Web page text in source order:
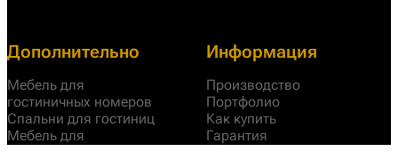
Дополнительно
Мебель для
гостиничных номеров
Спальни для гостиниц
Мебель для
Информация
Производство
Портфолио
Как купить
Гарантия